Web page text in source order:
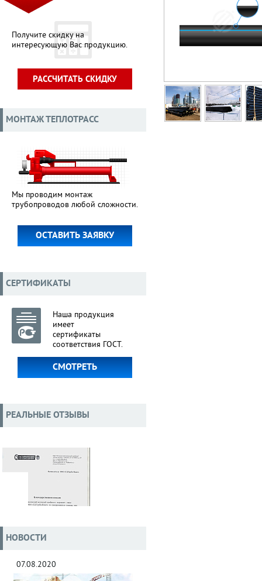
Получите скидку на
интересующую Вас продукцию.
РАССЧИТАТЬ СКИДКУ
МОНТАЖ ТЕПЛОТРАСС
Мы проводим монтаж
трубопроводов любой сложности.
ОСТАВИТЬ ЗАЯВКУ
СЕРТИФИКАТЫ
Наша продукция
имеет
сертификаты
соответствия ГОСТ.
СМОТРЕТЬ
РЕАЛЬНЫЕ ОТЗЫВЫ
НОВОСТИ
07.08.2020